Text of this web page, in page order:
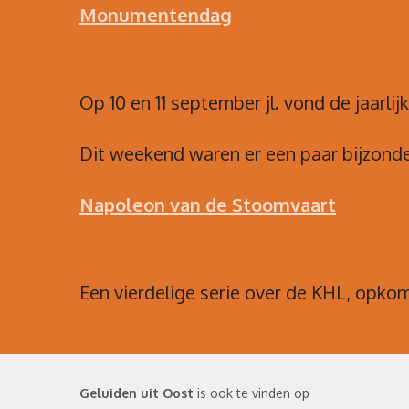
Monumentendag
Op 10 en 11 september jl. vond de
Dit weekend waren er een paar
Napoleon van de Stoomvaart
Een vierdelige serie over de KHL,
Geluiden uit Oost is ook te vinden op